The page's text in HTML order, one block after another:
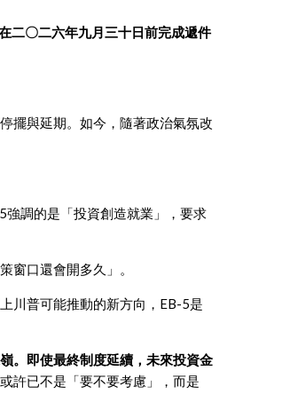
二〇二六年九月三十日前完成遞件
擺與延期。如今，隨著政治氣氛改
調的是「投資創造就業」，要求
窗口還會開多久」。
川普可能推動的新方向，EB-5是
。即使最終制度延續，未來投資金
許已不是「要不要考慮」，而是